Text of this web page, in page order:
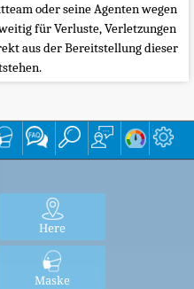
oder seine Agenten wegen
für Verluste, Verletzungen
aus der Bereitstellung dieser
Here
Maske